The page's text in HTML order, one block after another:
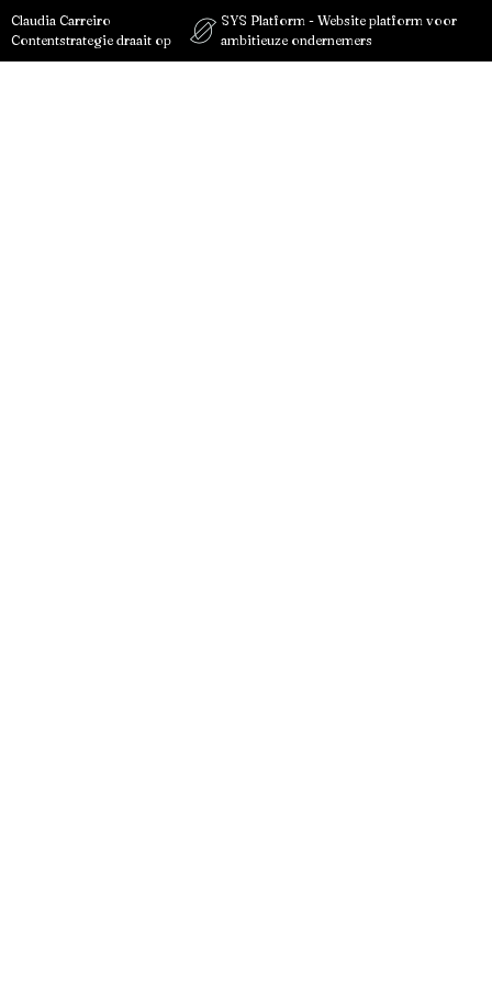
Claudia Carreiro
Contentstrategie draait op
SYS Platform - Website platform voor
ambitieuze ondernemers